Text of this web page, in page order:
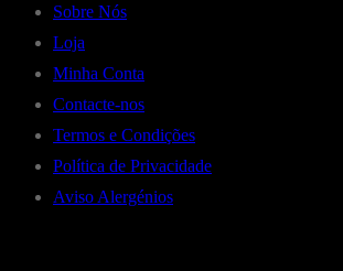
Sobre Nós
Loja
Minha Conta
Contacte-nos
Termos e Condições
Política de Privacidade
Aviso Alergénios